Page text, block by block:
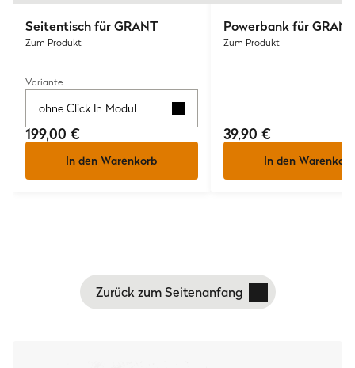
Seitentisch für GRANT
Zum Produkt
Variante
ohne Click In Modul
199,00 €
In den Warenkorb
Powerbank für GRANT
Zum Produkt
39,90 €
In den Warenkorb
Zurück zum Seitenanfang